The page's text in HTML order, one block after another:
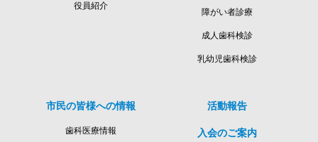
役員紹介
障がい者診療
成人歯科検診
乳幼児歯科検診
市民の皆様への情報
歯科医療情報
活動報告
入会のご案内